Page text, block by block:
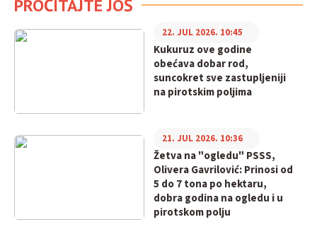
PROČITAJTE JOŠ
Kukuruz ove godine
obećava dobar rod,
suncokret sve zastupljeniji
na pirotskim poljima
22. JUL 2026. 10:45
Žetva na "ogledu" PSSS,
Olivera Gavrilović: Prinosi od
5 do 7 tona po hektaru,
dobra godina na ogledu i u
pirotskom polju
21. JUL 2026. 10:36